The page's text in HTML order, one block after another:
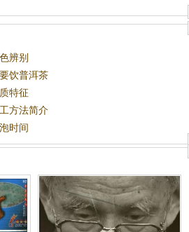
辨别
饮普洱茶
特征
方法简介
时间